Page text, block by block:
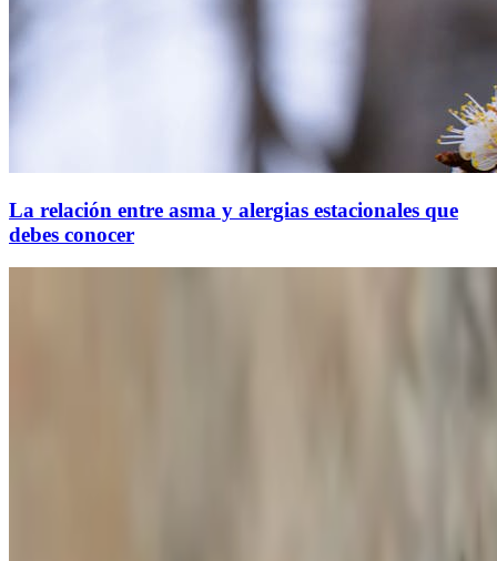
La relación entre asma y alergias estacionales que
debes conocer